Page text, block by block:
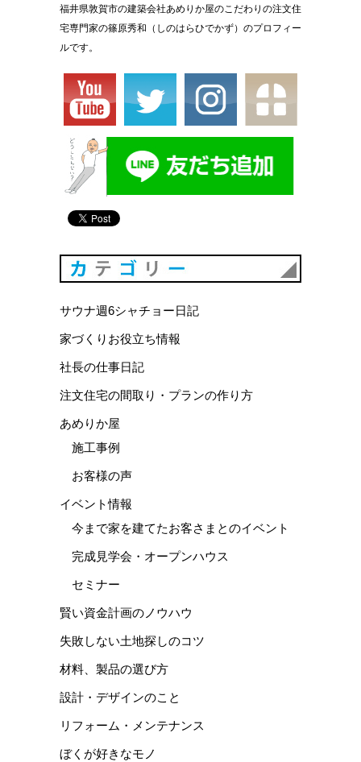
福井県敦賀市の建築会社あめりか屋のこだわりの注文住
宅専門家の篠原秀和（しのはらひでかず）のプロフィー
ルです。
サウナ週6シャチョー日記
家づくりお役立ち情報
社長の仕事日記
注文住宅の間取り・プランの作り方
あめりか屋
施工事例
お客様の声
イベント情報
今まで家を建てたお客さまとのイベント
完成見学会・オープンハウス
セミナー
賢い資金計画のノウハウ
失敗しない土地探しのコツ
材料、製品の選び方
設計・デザインのこと
リフォーム・メンテナンス
ぼくが好きなモノ